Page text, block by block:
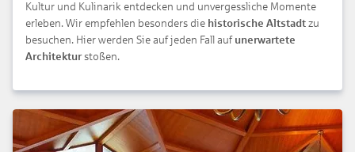
Kultur und Kulinarik entdecken und unvergessliche Momente
erleben. Wir empfehlen besonders die historische Altstadt zu
besuchen. Hier werden Sie auf jeden Fall auf unerwartete
Architekturstoßen.